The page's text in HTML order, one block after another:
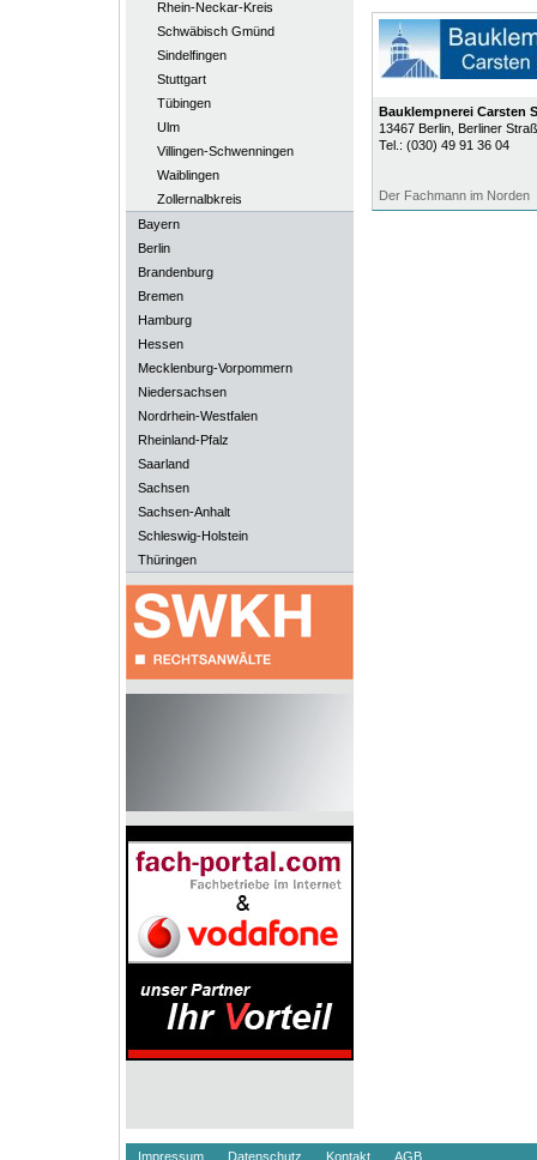
Rhein-Neckar-Kreis
Schwäbisch Gmünd
Sindelfingen
Stuttgart
Tübingen
Ulm
Villingen-Schwenningen
Waiblingen
Zollernalbkreis
Bayern
Berlin
Brandenburg
Bremen
Hamburg
Hessen
Mecklenburg-Vorpommern
Niedersachsen
Nordrhein-Westfalen
Rheinland-Pfalz
Saarland
Sachsen
Sachsen-Anhalt
Schleswig-Holstein
Thüringen
Bauklempnerei Carsten
13467 Berlin, Berliner
Tel.: (030) 49 91 36 04
Der Fachmann im Norden
Impressum Datenschutz Kontakt AGB